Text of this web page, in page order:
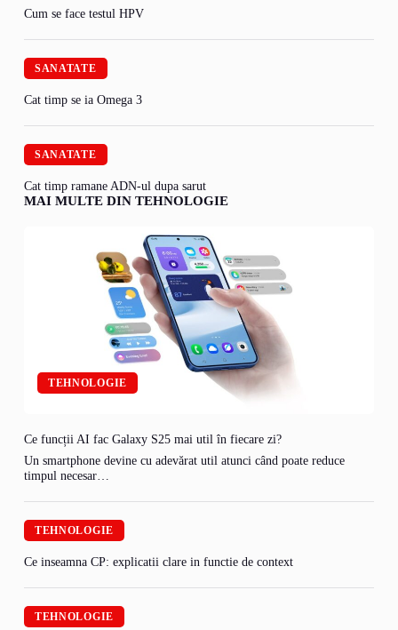
Cum se face testul HPV
SANATATE
Cat timp se ia Omega 3
SANATATE
Cat timp ramane ADN-ul dupa sarut
MAI MULTE DIN TEHNOLOGIE
TEHNOLOGIE
Ce funcții AI fac Galaxy S25 mai util în fiecare zi?
Un smartphone devine cu adevărat util atunci când poate reduce
timpul necesar…
TEHNOLOGIE
Ce inseamna CP: explicatii clare in functie de context
TEHNOLOGIE